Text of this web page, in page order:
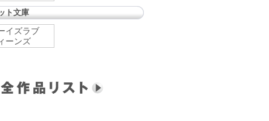
ト文庫
イズラブ
ーンズ